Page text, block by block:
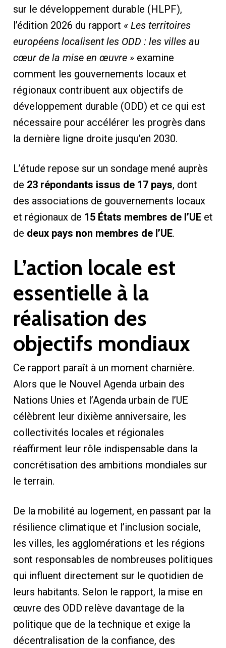
sur le développement durable (HLPF),
l’édition 2026 du rapport « Les territoires
européens localisent les ODD : les villes au
cœur de la mise en œuvre »examine
comment les gouvernements locaux et
régionaux contribuent aux objectifs de
développement durable (ODD) et ce qui est
nécessaire pour accélérer les progrès dans
la dernière ligne droite jusqu’en 2030.
L’étude repose sur un sondage mené auprès
de 23 répondants issus de 17 pays, dont
des associations de gouvernements locaux
et régionaux de 15 États membres de l’UEet
de deux pays non membres de l’UE.
L’action locale est
essentielle à la
réalisation des
objectifs mondiaux
Ce rapport paraît à un moment charnière.
Alors que le Nouvel Agenda urbain des
Nations Unies et l’Agenda urbain de l’UE
célèbrent leur dixième anniversaire, les
collectivités locales et régionales
réaffirment leur rôle indispensable dans la
concrétisation des ambitions mondiales sur
le terrain.
De la mobilité au logement, en passant par la
résilience climatique et l’inclusion sociale,
les villes, les agglomérations et les régions
sont responsables de nombreuses politiques
qui influent directement sur le quotidien de
leurs habitants. Selon le rapport, la mise en
œuvre des ODD relève davantage de la
politique que de la technique et exige la
décentralisation de la confiance, des